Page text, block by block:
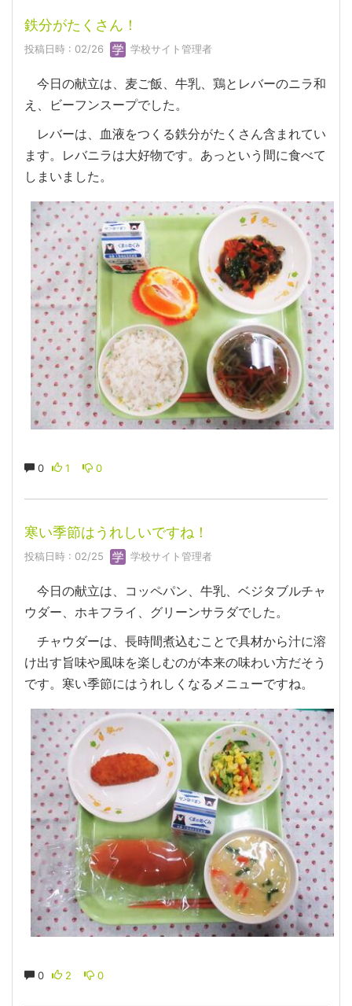
鉄分がたくさん！
投稿日時 : 02/26 学校サイト管理者
今日の献立は、麦ご飯、牛乳、鶏とレバーのニラ和
え、ビーフンスープでした。
レバーは、血液をつくる鉄分がたくさん含まれてい
ます。レバニラは大好物です。あっという間に食べて
しまいました。
0 1 0
寒い季節はうれしいですね！
投稿日時 : 02/25 学校サイト管理者
今日の献立は、コッペパン、牛乳、ベジタブルチャ
ウダー、ホキフライ、グリーンサラダでした。
チャウダーは、長時間煮込むことで具材から汁に溶
け出す旨味や風味を楽しむのが本来の味わい方だそう
です。寒い季節にはうれしくなるメニューですね。
0 2 0